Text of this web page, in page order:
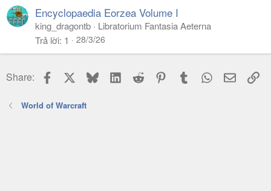
Encyclopaedia Eorzea Volume I
king_dragontb
Libratorium Fantasia Aeterna
Trả lời 1 28/3/26
Share: Facebook BlueskyLinkedIn
Reddit PinterestTumblr WhatsApp
Email
World of Warcraft